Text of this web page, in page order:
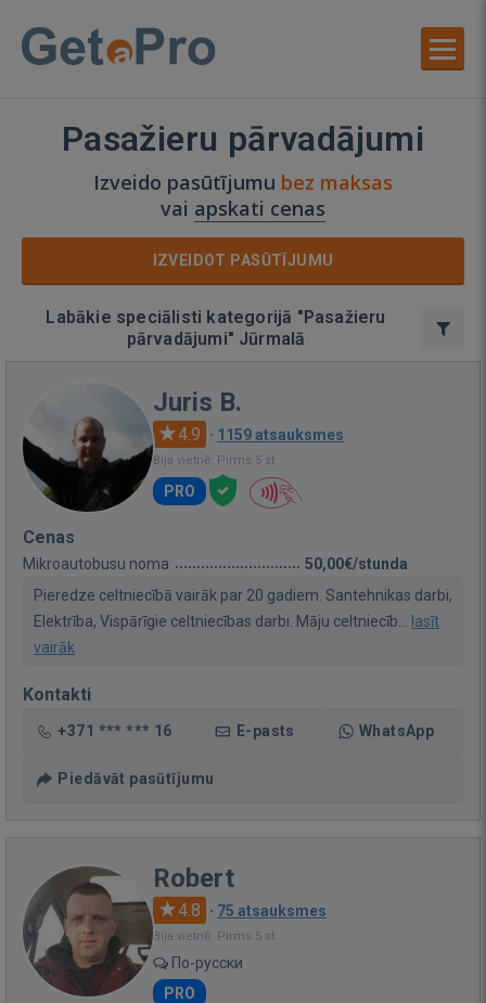
Pasažieru pārvadājumi
Izveido pasūtījumu bez maksas
vai apskati cenas
IZVEIDOT PASŪTĪJUMU
Labākie speciālisti kategorijā "Pasažieru
pārvadājumi" Jūrmalā
Juris B.
4.9 · 1159 atsauksmes
Bija vietnē: Pirms 5 st.
PRO
Cenas
Mikroautobusu noma
50,00€/stunda
Pieredze celtniecībā vairāk par 20 gadiem. Santehnikas darbi,
Elektrība, Vispārīgie celtniecības darbi. Māju celtniecīb...
lasīt
vairāk
Kontakti
+371 *** *** 16 E-pasts WhatsApp
Piedāvāt pasūtījumu
Robert
4.8 · 75 atsauksmes
Bija vietnē: Pirms 5 st.
По-русски
PRO